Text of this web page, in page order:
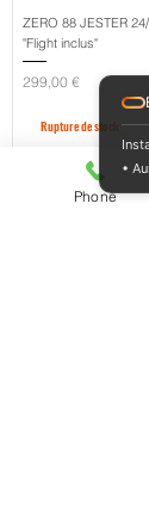
ZERO 88 JESTER
"Flight inclus"
Prix
299,00 €
Rupture de stock
Phone
•